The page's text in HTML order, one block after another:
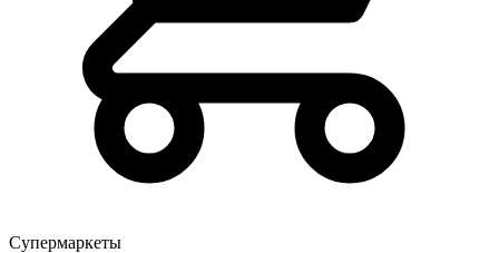
Супермаркеты